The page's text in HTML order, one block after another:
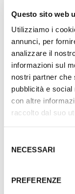
Questo sito web
Utilizziamo i
annunci, per
analizzare il
informazioni sul
nostri partner che
pubblicità e
con altre
raccolto dal suo
delNECESSARI
PREFERENZE
Supporto del
Il ruolo del
fornire – a
mettendo a
professionalità
percorso di
evento. BCB
messa a